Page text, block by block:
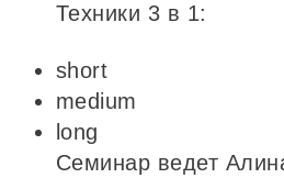
Техники 3 в 1:
short
medium
long
Семинар ведет